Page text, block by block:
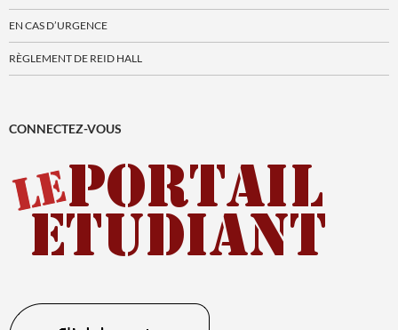
EN CAS D’URGENCE
RÈGLEMENT DE REID HALL
CONNECTEZ-VOUS